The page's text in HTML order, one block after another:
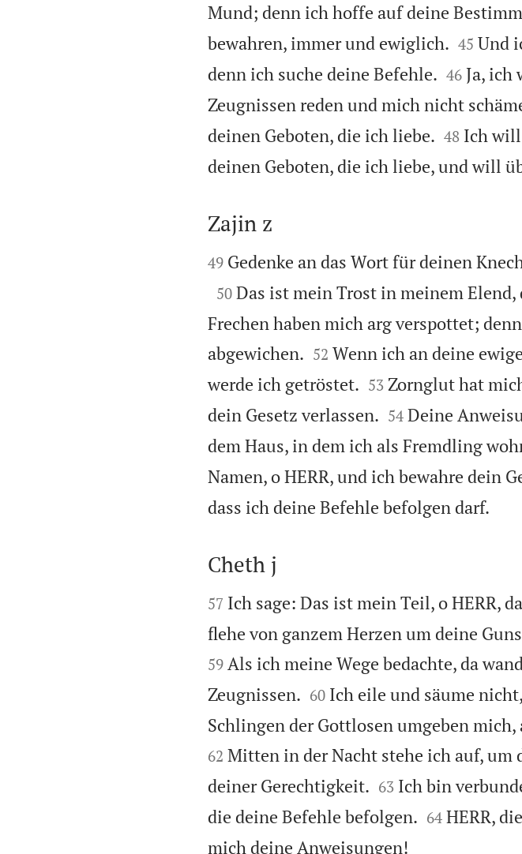
Mund; denn ich hoffe auf deine
bewahren, immer und ewiglich.
45 Und
denn ich suche deine Befehle.
46 Ja, ich
Zeugnissen reden und mich nicht
deinen Geboten, die ich liebe.
48 Ich will
deinen Geboten, die ich liebe, und will

Zajin z

49 Gedenke an das Wort für deinen

50 Das ist mein Trost in meinem
Frechen haben mich arg verspottet;
abgewichen.
52 Wenn ich an deine
werde ich getröstet.
53 Zornglut hat
dein Gesetz verlassen.
54 Deine
dem Haus, in dem ich als Fremdling
Namen, o HERR, und ich bewahre dein
dass ich deine Befehle befolgen darf.

Cheth j

57 Ich sage: Das ist mein Teil, o HERR,
flehe von ganzem Herzen um deine
59 Als ich meine Wege bedachte, da
Zeugnissen.
60 Ich eile und säume
Schlingen der Gottlosen umgeben
62 Mitten in der Nacht stehe ich auf,
deiner Gerechtigkeit.
63 Ich bin
die deine Befehle befolgen.
64 HERR,
mich deine Anweisungen!